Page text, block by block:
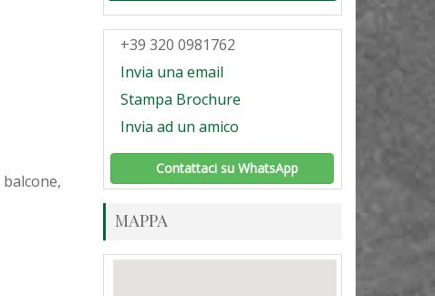
+39 320 0981762
Invia una email
Stampa Brochure
Invia ad un amico
Contattaci su WhatsApp
MAPPA